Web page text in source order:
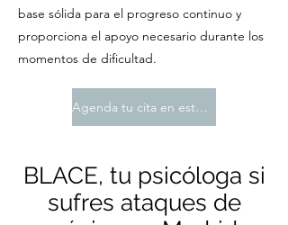
base sólida para el progreso continuo y
proporciona el apoyo necesario durante los
momentos de dificultad.
Agenda tu cita en este instante
BLACE, tu psicóloga si
sufres ataques de